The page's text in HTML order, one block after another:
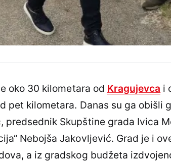
oko 30 kilometara od Kragujevca i
pet kilometara. Danas su ga obišli
predsednik Skupštine grada Ivica
Nebojša Jakovljević. Grad je i
a iz gradskog budžeta